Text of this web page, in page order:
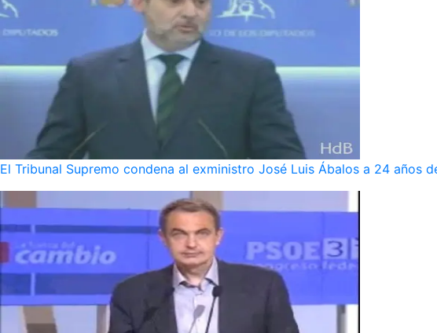
El Tribunal Supremo condena al exministro José Luis Ábalos a 24 años